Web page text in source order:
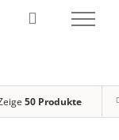
50 Produkte